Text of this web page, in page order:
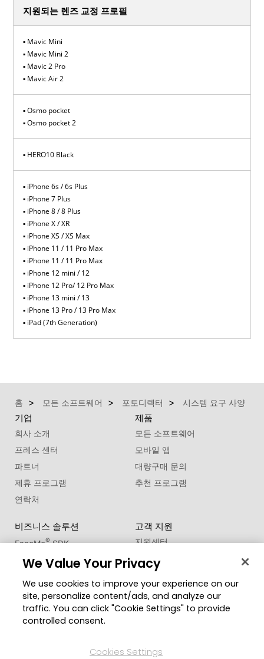
지원되는 렌즈 교정 프로필
Mavic Mini
Mavic Mini 2
Mavic 2 Pro
Mavic Air 2
Osmo pocket
Osmo pocket 2
HERO10 Black
iPhone 6s / 6s Plus
iPhone 7 Plus
iPhone 8 / 8 Plus
iPhone X / XR
iPhone XS / XS Max
iPhone 11 / 11 Pro Max
iPhone 11 / 11 Pro Max
iPhone 12 mini / 12
iPhone 12 Pro/ 12 Pro Max
iPhone 13 mini / 13
iPhone 13 Pro / 13 Pro Max
iPad (7th Generation)
홈 모든 소프트웨어 포토디렉터 시스템 요구 사양
기업
회사 소개
프레스 센터
파트너
제휴 프로그램
연락처
제품
모든 소프트웨어
모바일 앱
대량구매 문의
추천 프로그램
비즈니스 솔루션
FaceMe®SDK
고객 지원
지원센터
학습 센터
커뮤니티
회원 영역
지역 변경
We Value Your Privacy
We use cookies to improve your experience on our
site, personalize content/ads, and analyze our
traffic. You can click "Cookie Settings" to provide
controlled consent.
Cookies Settings